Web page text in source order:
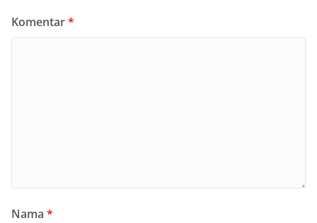
Komentar*
Nama *